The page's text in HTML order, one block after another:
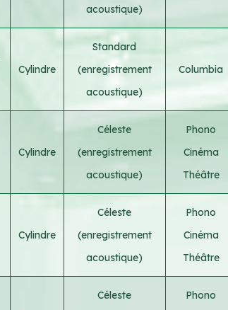
acoustique)
Cylindre
Standard
(enregistrement
acoustique)
Columbia
Cylindre
Céleste
(enregistrement
acoustique)
Phono
Cinéma
Théâtre
Cylindre
Céleste
(enregistrement
acoustique)
Phono
Cinéma
Théâtre
Céleste
Phono